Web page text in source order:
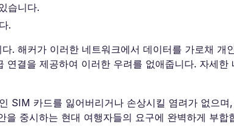
습니다.
.
. 해커가 이러한 네트워크에서 데이터를 가로채 개
결을 제공하여 이러한 우려를 없애줍니다. 자세한
SIM 카드를 잃어버리거나 손상시킬 염려가 없으며
중시하는 현대 여행자들의 요구에 완벽하게 부합